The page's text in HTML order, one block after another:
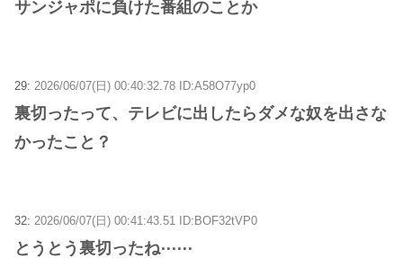
サンジャポに負けた番組のことか
29: 2026/06/07(日) 00:40:32.78 ID:A58O77yp0
裏切ったって、テレビに出したらダメな奴を出さな
かったこと？
32: 2026/06/07(日) 00:41:43.51 ID:BOF32tVP0
とうとう裏切ったね⋯⋯